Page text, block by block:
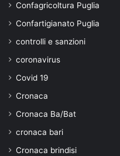
Confagricoltura Puglia
Confartigianato Puglia
controlli e sanzioni
coronavirus
Covid 19
Cronaca
Cronaca Ba/Bat
cronaca bari
Cronaca brindisi